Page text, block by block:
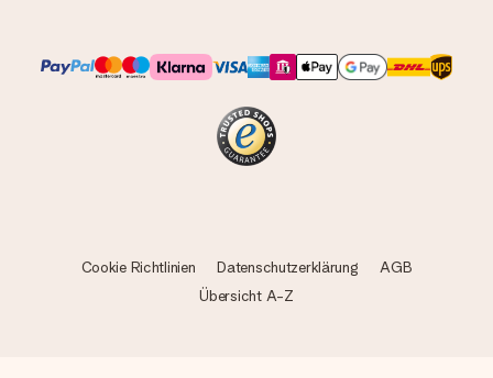
Cookie Richtlinien Datenschutzerklärung
AGB
Übersicht A-Z